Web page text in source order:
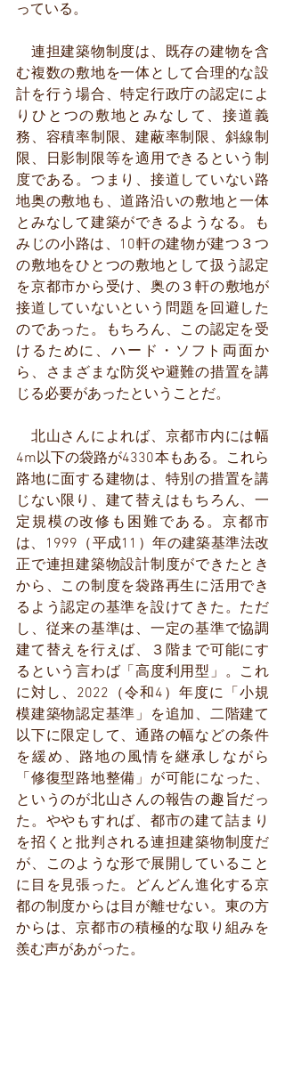
っている。
連担建築物制度は、既存の建物を含
む複数の敷地を一体として合理的な設
計を行う場合、特定行政庁の認定によ
りひとつの敷地とみなして、接道義
務、容積率制限、建蔽率制限、斜線制
限、日影制限等を適用できるという制
度である。つまり、接道していない路
地奥の敷地も、道路沿いの敷地と一体
とみなして建築ができるようなる。も
みじの小路は、10軒の建物が建つ３つ
の敷地をひとつの敷地として扱う認定
を京都市から受け、奥の３軒の敷地が
接道していないという問題を回避した
のであった。もちろん、この認定を受
けるために、ハード・ソフト両面か
ら、さまざまな防災や避難の措置を講
じる必要があったということだ。
北山さんによれば、京都市内には幅
4m以下の袋路が4330本もある。これら
路地に面する建物は、特別の措置を講
じない限り、建て替えはもちろん、一
定規模の改修も困難である。京都市
は、1999（平成11）年の建築基準法改
正で連担建築物設計制度ができたとき
から、この制度を袋路再生に活用でき
るよう認定の基準を設けてきた。ただ
し、従来の基準は、一定の基準で協調
建て替えを行えば、３階まで可能にす
るという言わば「高度利用型」。これ
に対し、2022（令和4）年度に「小規
模建築物認定基準」を追加、二階建て
以下に限定して、通路の幅などの条件
を緩め、路地の風情を継承しながら
「修復型路地整備」が可能になった、
というのが北山さんの報告の趣旨だっ
た。ややもすれば、都市の建て詰まり
を招くと批判される連担建築物制度だ
が、このような形で展開していること
に目を見張った。どんどん進化する京
都の制度からは目が離せない。東の方
からは、京都市の積極的な取り組みを
羨む声があがった。